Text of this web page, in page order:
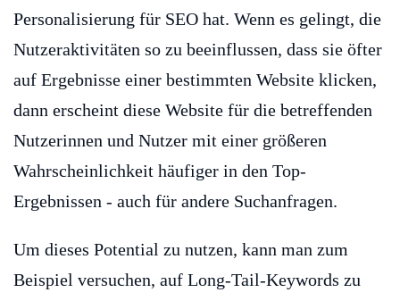
Personalisierung für SEO hat. Wenn es gelingt, die
Nutzeraktivitäten so zu beeinflussen, dass sie öfter
auf Ergebnisse einer bestimmten Website klicken,
dann erscheint diese Website für die betreffenden
Nutzerinnen und Nutzer mit einer größeren
Wahrscheinlichkeit häufiger in den Top-
Ergebnissen - auch für andere Suchanfragen.
Um dieses Potential zu nutzen, kann man zum
Beispiel versuchen, auf Long-Tail-Keywords zu